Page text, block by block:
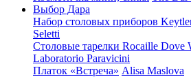
Выбор Дара
Набор столовых приборов
Seletti
Столовые тарелки Rocaille Dove
Laboratorio Paravicini
Платок «Встреча» Alisa Maslova